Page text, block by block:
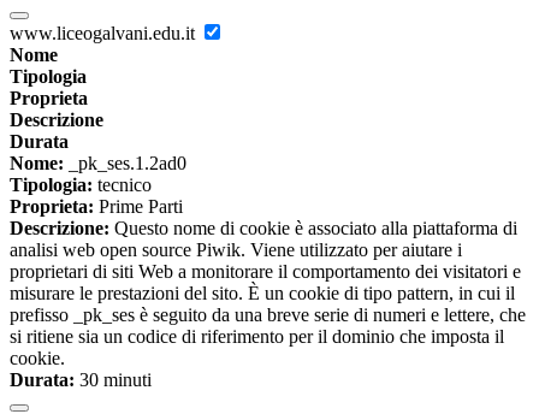
www.liceogalvani.edu.it
Nome
Tipologia
Proprieta
Descrizione
Durata
Nome: _pk_ses.1.2ad0
Tipologia: tecnico
Proprieta: Prime Parti
Descrizione: Questo nome di cookie è associato alla piattaforma di
analisi web open source Piwik. Viene utilizzato per aiutare i
proprietari di siti Web a monitorare il comportamento dei visitatori e
misurare le prestazioni del sito. È un cookie di tipo pattern, in cui il
prefisso _pk_ses è seguito da una breve serie di numeri e lettere, che
si ritiene sia un codice di riferimento per il dominio che imposta il
cookie.
Durata: 30 minuti